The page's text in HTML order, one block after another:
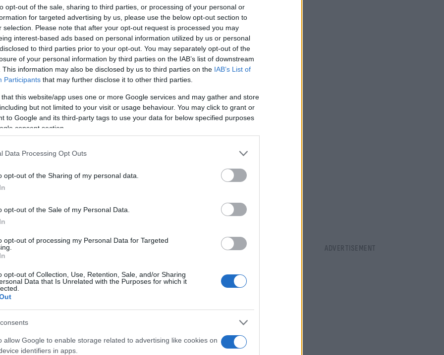
opt-out of the sale, sharing to third parties, or processing of your personal or
for targeted advertising by us, please use the below opt-out section to
selection. Please note that after your opt-out request is processed you may
interest-based ads based on personal information utilized by us or personal
to third parties prior to your opt-out. You may separately opt-out of the
of your personal information by third parties on the IAB’s list of downstream
This information may also be disclosed by us to third parties on the IAB’s List of
Participants that may further disclose it to other third parties.
that this website/app uses one or more Google services and may gather and store
but not limited to your visit or usage behaviour. You may click to grant or
to Google and its third-party tags to use your data for below specified purposes
consent section.
Data Processing Opt Outs
opt-out of the Sharing of my personal data.
opt-out of the Sale of my Personal Data.
opt-out of processing my Personal Data for Targeted
opt-out of Collection, Use, Retention, Sale, and/or Sharing
Data that Is Unrelated with the Purposes for which it
allow Google to enable storage related to advertising like cookies on
identifiers in apps.
των περιοριστικών
τμήμα και της
Ομάδα
Flash.gr
για τους
με «βαριά» ονόματα